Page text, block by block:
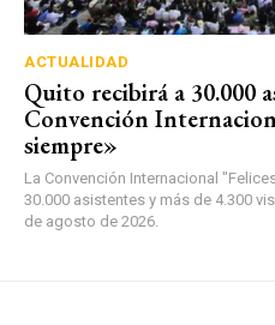
ACTUALIDAD
Quito recibirá a 30.000
Convención
siempre»
La Convención Internacional
30.000 asistentes y más de 4.300
de agosto de 2026.